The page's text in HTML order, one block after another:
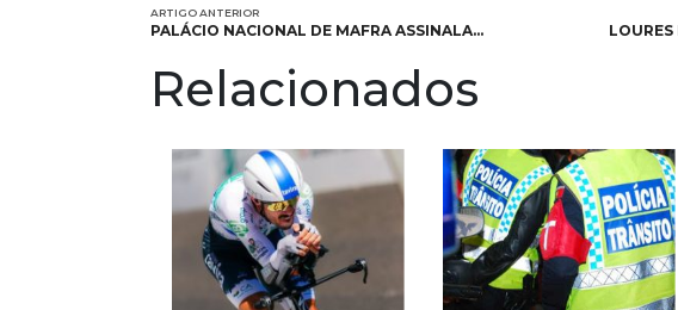
ARTIGO ANTERIOR
PALÁCIO NACIONAL DE MAFRA ASSINALA…
Relacionados